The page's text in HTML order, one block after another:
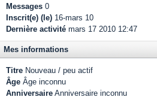
Messages 0
Inscrit(e) (le) 16-mars 10
Dernière activité mars 17 2010 12:47
Mes informations
Titre Nouveau / peu actif
Âge Âge inconnu
Anniversaire Anniversaire inconnu